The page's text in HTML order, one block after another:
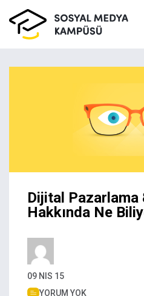
Dijital Pazarlama
Hakkında Ne
09 NIS 15
YORUM YOK